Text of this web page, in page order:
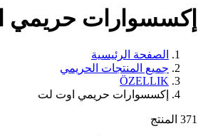
إكسسوارات حريمي
الصفحة الرئيسية
جميع المنتجات الحريمي
ÖZELLIK
إكسسوارات حريمي اوت لت
371 المنتج